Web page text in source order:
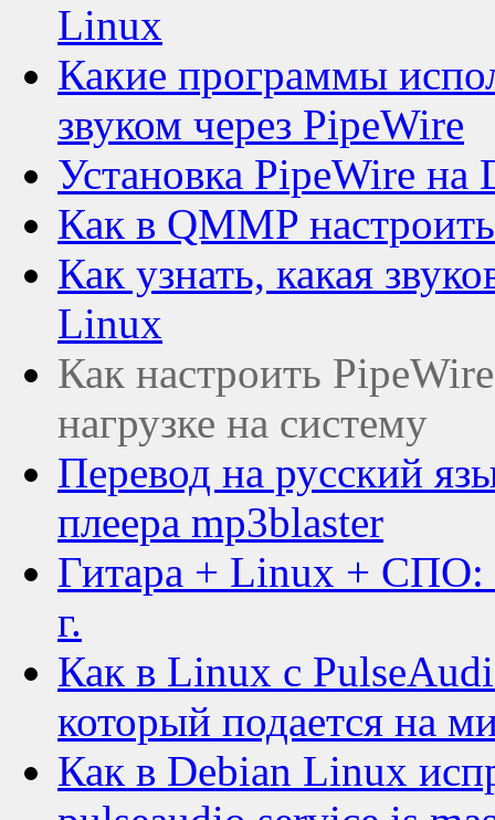
Linux
Какие программы
звуком через PipeWire
Установка PipeWire
Как в QMMP
Как узнать, какая
Linux
Как настроить
нагрузке на систему
Перевод на русский
плеера mp3blaster
Гитара + Linux + СПО:
г.
Как в Linux c
который подается на
Как в Debian Linux